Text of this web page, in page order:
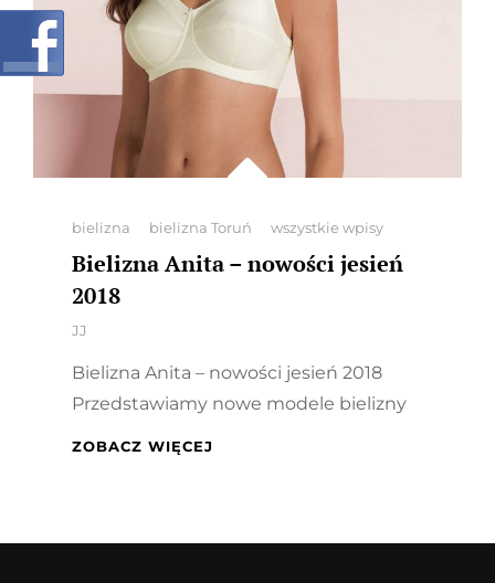
Categories
bielizna bielizna Toruń wszystkie wpisy
Bielizna Anita – nowości jesień
2018
By
JJ
Bielizna Anita – nowości jesień 2018
Przedstawiamy nowe modele bielizny
ZOBACZ WIĘCEJ